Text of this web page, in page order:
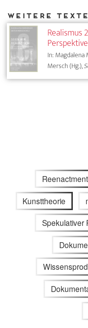
Realismus
Perspektive
In: Magdalena
Mersch (Hg.),
Reenactment
Kunsttheorie
Spekulativer